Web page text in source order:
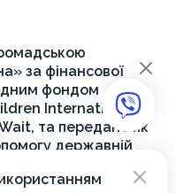
за фінансової
фондом
International в
та передано як
державній
на державному
×
×